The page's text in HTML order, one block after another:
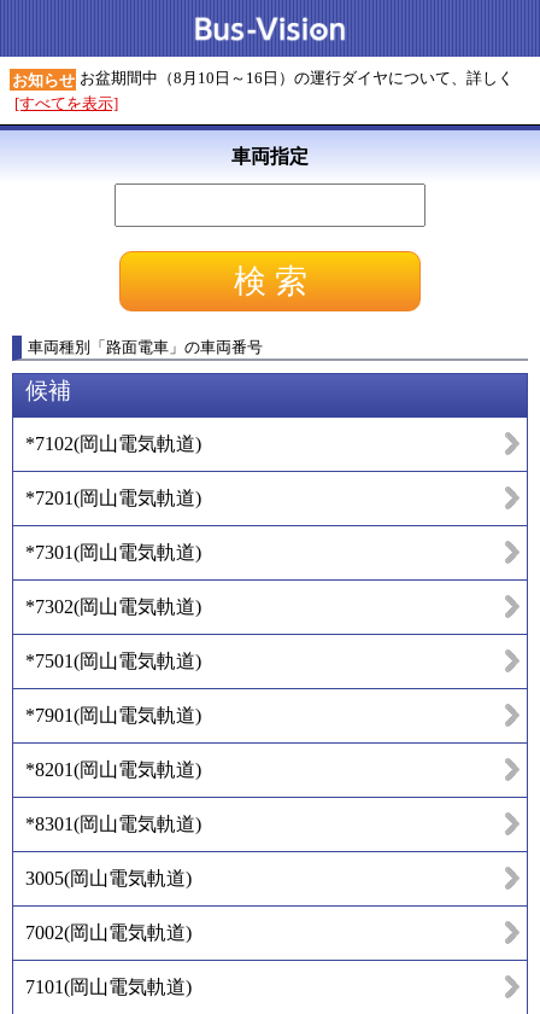
お知らせ お盆期間中（8月10日～16日）の運行ダイヤについて、詳しく
[すべてを表示]
車両指定
車両種別 「路面電車 」 の車両番号
候補
*7102(岡山電気軌道)
*7201(岡山電気軌道)
*7301(岡山電気軌道)
*7302(岡山電気軌道)
*7501(岡山電気軌道)
*7901(岡山電気軌道)
*8201(岡山電気軌道)
*8301(岡山電気軌道)
3005(岡山電気軌道)
7002(岡山電気軌道)
7101(岡山電気軌道)